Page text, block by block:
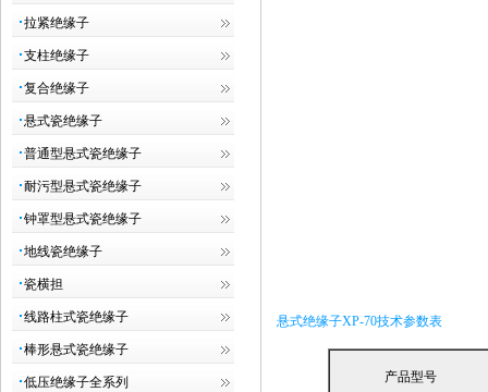
拉紧绝缘子
支柱绝缘子
复合绝缘子
悬式瓷绝缘子
普通型悬式瓷绝缘子
耐污型悬式瓷绝缘子
钟罩型悬式瓷绝缘子
地线瓷绝缘子
瓷横担
线路柱式瓷绝缘子
棒形悬式瓷绝缘子
低压绝缘子全系列
悬式绝缘子XP-70技术参数表
产品型号